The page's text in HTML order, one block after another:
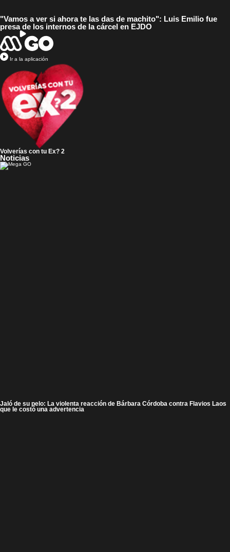
"Vamos a ver si ahora te las das de machito": Luis Emilio fue
presa de los internos de la cárcel en EJDO
Ir a la aplicación
Volverías con tu Ex? 2
Noticias
Jaló de su pelo: La violenta reacción de Bárbara Córdoba contra Flavios Laos
que le costó una advertencia